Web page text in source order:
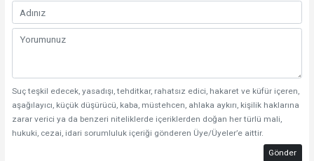
Suç teşkil edecek, yasadışı, tehditkar, rahatsız edici, hakaret ve küfür içeren,
aşağılayıcı, küçük düşürücü, kaba, müstehcen, ahlaka aykırı, kişilik haklarına
zarar verici ya da benzeri niteliklerde içeriklerden doğan her türlü mali,
hukuki, cezai, idari sorumluluk içeriği gönderen Üye/Üyeler’e aittir.
Gönder